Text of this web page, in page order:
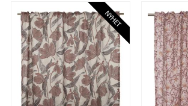
Visa fler NYHET